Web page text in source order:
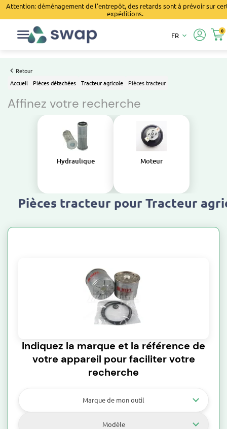
Attention: déménagement de l'entrepôt, des retards sont à prévoir sur
expéditions.
0
FR keyboard_arrow_down
Retour
Accueil
Pièces détachées Tracteur agricole Pièces tracteur
Affinez votre recherche
Hydraulique Moteur
Pièces tracteur pour Tracteur
Indiquez la marque et la référence de
votre appareil pour faciliter votre
recherche
Marque de mon outil
Modèle